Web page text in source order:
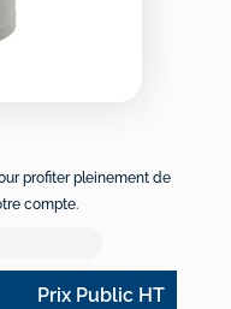
profiter pleinement de
compte.
Prix Public HT